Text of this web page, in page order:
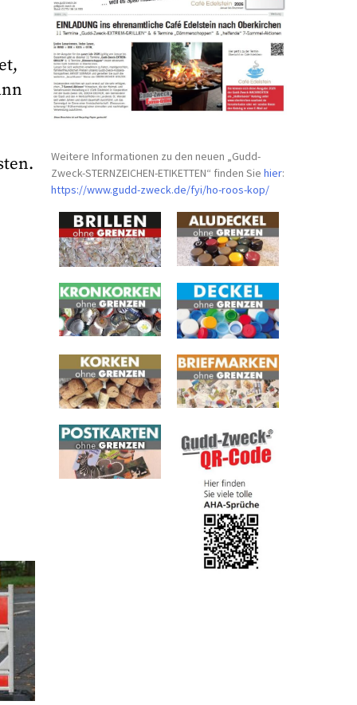
Weitere Informationen zu den neuen „Gudd-
Zweck-STERNZEICHEN-ETIKETTEN“ finden Siehier:
https://www.gudd-zweck.de/fyi/ho-roos-kop/